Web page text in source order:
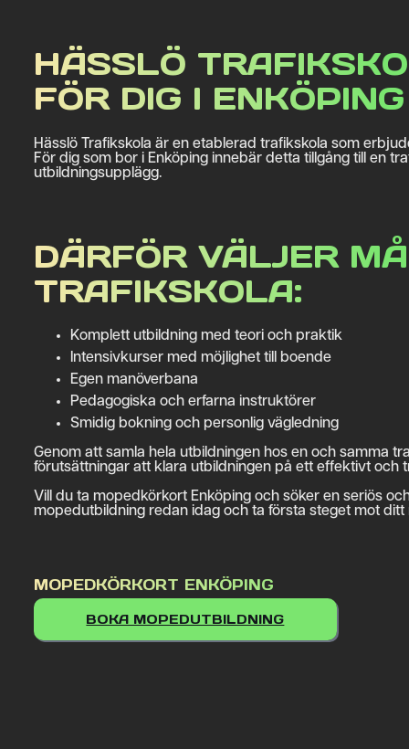
HÄSSLÖ
FÖR DIG I ENKÖPING
Hässlö Trafikskola är en etablerad trafikskola som
För dig som bor i Enköping innebär detta tillgång till en
utbildningsupplägg.
DÄRFÖR VÄLJER
TRAFIKSKOLA:
Komplett utbildning med teori och praktik
Intensivkurser med möjlighet till boende
Egen manöverbana
Pedagogiska och erfarna instruktörer
Smidig bokning och personlig vägledning
Genom att samla hela utbildningen hos en och samma
förutsättningar att klara utbildningen på ett effektivt och
Vill du ta mopedkörkort Enköping och söker en seriös
mopedutbildning redan idag och ta första steget mot ditt
MOPEDKÖRKORT ENKÖPING
BOKA MOPEDUTBILDNING